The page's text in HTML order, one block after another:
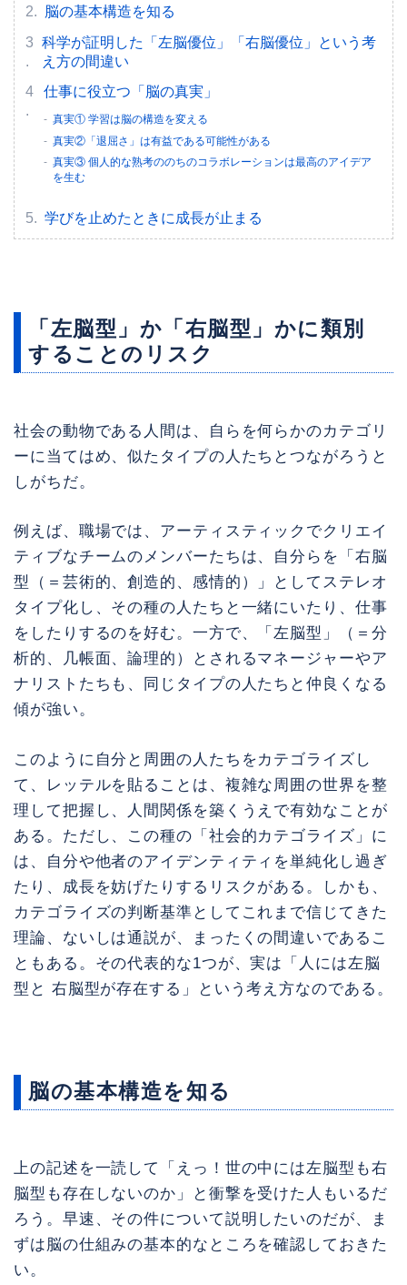
脳の基本構造を知る
科学が証明した「左脳優位」「右脳優位」という考
え方の間違い
仕事に役立つ「脳の真実」
真実① 学習は脳の構造を変える
真実②「退屈さ」は有益である可能性がある
真実③ 個人的な熟考ののちのコラボレーションは最高のアイデア
を生む
学びを止めたときに成長が止まる
「左脳型」か「右脳型」かに類別
することのリスク
社会の動物である人間は、自らを何らかのカテゴリ
ーに当てはめ、似たタイプの人たちとつながろうと
しがちだ。
例えば、職場では、アーティスティックでクリエイ
ティブなチームのメンバーたちは、自分らを「右脳
型（＝芸術的、創造的、感情的）」としてステレオ
タイプ化し、その種の人たちと一緒にいたり、仕事
をしたりするのを好む。一方で、「左脳型」（＝分
析的、几帳面、論理的）とされるマネージャーやア
ナリストたちも、同じタイプの人たちと仲良くなる
傾が強い。
このように自分と周囲の人たちをカテゴライズし
て、レッテルを貼ることは、複雑な周囲の世界を整
理して把握し、人間関係を築くうえで有効なことが
ある。ただし、この種の「社会的カテゴライズ」に
は、自分や他者のアイデンティティを単純化し過ぎ
たり、成長を妨げたりするリスクがある。しかも、
カテゴライズの判断基準としてこれまで信じてきた
理論、ないしは通説が、まったくの間違いであるこ
ともある。その代表的な1つが、実は「人には左脳
型と 右脳型が存在する」という考え方なのである。
脳の基本構造を知る
上の記述を一読して「えっ！世の中には左脳型も右
脳型も存在しないのか」と衝撃を受けた人もいるだ
ろう。早速、その件について説明したいのだが、ま
ずは脳の仕組みの基本的なところを確認しておきた
い。